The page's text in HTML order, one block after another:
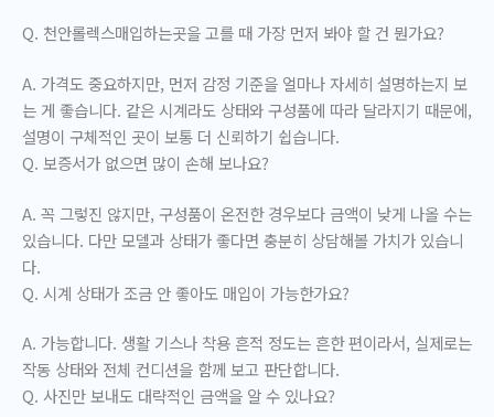
Q. 천안롤렉스매입하는곳을 고를 때 가장 먼저 봐야 할 건 뭔가요?
A. 가격도 중요하지만, 먼저 감정 기준을 얼마나 자세히 설명하는지 보
는 게 좋습니다. 같은 시계라도 상태와 구성품에 따라 달라지기 때문에,
설명이 구체적인 곳이 보통 더 신뢰하기 쉽습니다.
Q. 보증서가 없으면 많이 손해 보나요?
A. 꼭 그렇진 않지만, 구성품이 온전한 경우보다 금액이 낮게 나올 수는
있습니다. 다만 모델과 상태가 좋다면 충분히 상담해볼 가치가 있습니
다.
Q. 시계 상태가 조금 안 좋아도 매입이 가능한가요?
A. 가능합니다. 생활 기스나 착용 흔적 정도는 흔한 편이라서, 실제로는
작동 상태와 전체 컨디션을 함께 보고 판단합니다.
Q. 사진만 보내도 대략적인 금액을 알 수 있나요?